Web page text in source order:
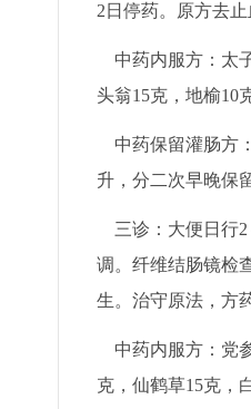
2日停药。原方去
中药内服方：太
头翁15克，地榆10
中药保留灌肠方
升，分二次早晚保
三诊：大便日行2
调。纤维结肠镜检
生。治守原法，方
中药内服方：党
克，仙鹤草15克，